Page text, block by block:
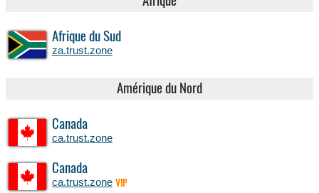
Afrique du Sud
za.trust.zone
Amérique du Nord
Canada
ca.trust.zone
Canada
ca.trust.zone VIP